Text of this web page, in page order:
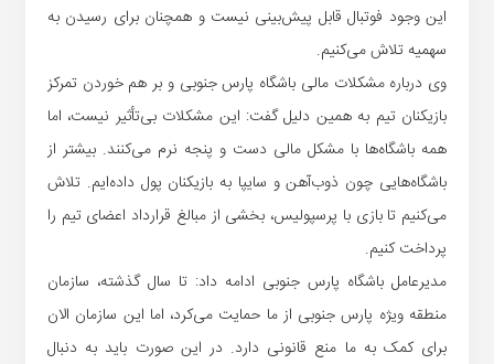
این وجود فوتبال قابل پیش‌بینی نیست و همچنان برای رسیدن به
سهمیه تلاش می‌کنیم.
وی درباره مشکلات مالی باشگاه پارس جنوبی و بر هم خوردن تمرکز
بازیکنان تیم به همین دلیل گفت: این مشکلات بی‌تأثیر نیست، اما
همه باشگاه‌ها با مشکل مالی دست و پنجه نرم می‌کنند. بیشتر از
باشگاه‌هایی چون ذوب‌آهن و سایپا به بازیکنان پول داده‌ایم. تلاش
می‌کنیم تا بازی با پرسپولیس، بخشی از مبالغ قرارداد اعضای تیم را
پرداخت کنیم.
مدیرعامل باشگاه پارس جنوبی ادامه داد: تا سال گذشته، سازمان
منطقه ویژه پارس جنوبی از ما حمایت می‌کرد، اما این سازمان الان
برای کمک به ما منع قانونی دارد. در این صورت باید به دنبال